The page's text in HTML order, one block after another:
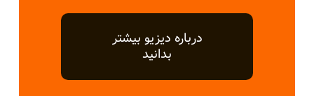
درباره دیزیو بیشتر
بدانید